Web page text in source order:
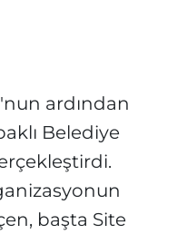
ardından
Belediye
başta Site